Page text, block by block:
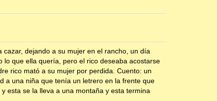
dejando a su mujer en el rancho, un día
lo que ella quería, pero el rico deseaba acostarse
rico mató a su mujer por perdida. Cuento: un
a una niña que tenía un letrero en la frente que
esta se la lleva a una montaña y esta termina